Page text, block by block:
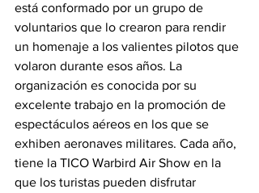
está conformado por un grupo de
voluntarios que lo crearon para rendir
un homenaje a los valientes pilotos que
volaron durante esos años. La
organización es conocida por su
excelente trabajo en la promoción de
espectáculos aéreos en los que se
exhiben aeronaves militares. Cada año,
tiene la TICO Warbird Air Show en la
que los turistas pueden disfrutar